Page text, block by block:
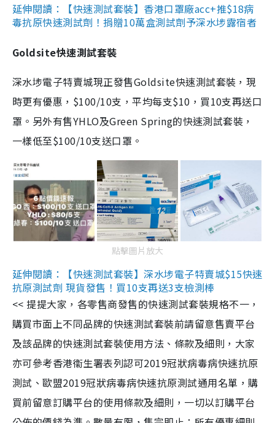
延伸閱讀：【快速測試套裝】香港口罩廠acc+推$18病
毒抗原快速測試劑！捐贈10萬盒測試劑予深水埗露宿者
Goldsite快速測試套裝
深水埗電子特賣城現正發售Goldsite快速測試套裝，現
時更有優惠，$100/10支，平均每支$10，買10支再送口
罩。另外有售YHLO及Green Spring的快速測試套裝，
一樣低至$100/10支送口罩。
點擊圖片放大
延伸閱讀：【快速測試套裝】深水埗電子特賣城$15快速
抗原測試劑 現貨發售！買10支再送3支檢測棒
<< 提提大家，各零售商發售的快速測試套裝規格不一，
購買市面上不同品牌的快速測試套裝前請留意售賣平台
及該品牌的快速測試套裝使用方法、條款及細則，大家
亦可參考香港衞生署表列認可2019冠狀病毒病快速抗原
測試、歐盟2019冠狀病毒病快速抗原測試通用名單，購
買前留意訂購平台的使用條款及細則，一切以訂購平台